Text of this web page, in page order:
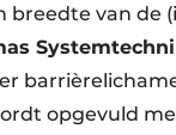
van de
opgevuld